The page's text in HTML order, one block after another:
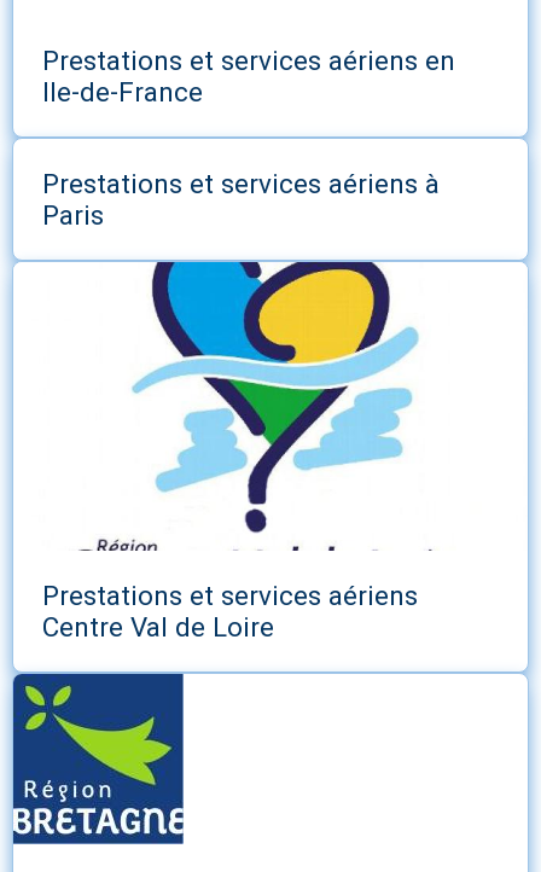
Prestations et services aériens en
Ile-de-France
Prestations et services aériens à
Paris
Prestations et services aériens
Centre Val de Loire